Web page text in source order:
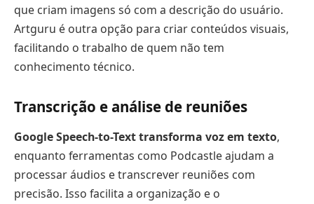
que criam imagens só com a descrição do usuário.
Artguru é outra opção para criar conteúdos visuais,
facilitando o trabalho de quem não tem
conhecimento técnico.
Transcrição e análise de reuniões
Google Speech-to-Text transforma voz em texto,
enquanto ferramentas como Podcastle ajudam a
processar áudios e transcrever reuniões com
precisão. Isso facilita a organização e o